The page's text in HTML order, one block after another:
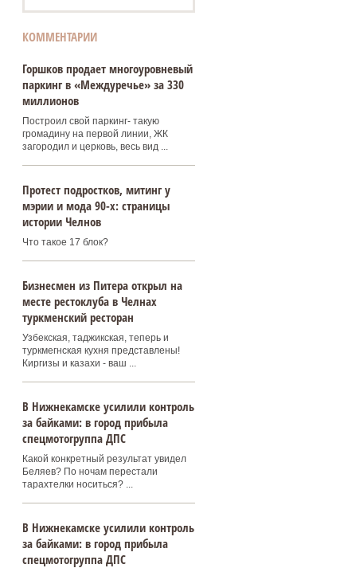
КОММЕНТАРИИ
Горшков продает многоуровневый
паркинг в «Междуречье» за 330
миллионов
Построил свой паркинг- такую
громадину на первой линии, ЖК
загородил и церковь, весь вид ...
Протест подростков, митинг у
мэрии и мода 90-х: страницы
истории Челнов
Что такое 17 блок?
Бизнесмен из Питера открыл на
месте рестоклуба в Челнах
туркменский ресторан
Узбекская, таджикская, теперь и
туркмегнская кухня представлены!
Киргизы и казахи - ваш ...
В Нижнекамске усилили контроль
за байками: в город прибыла
спецмотогруппа ДПС
Какой конкретный результат увидел
Беляев? По ночам перестали
тарахтелки носиться? ...
В Нижнекамске усилили контроль
за байками: в город прибыла
спецмотогруппа ДПС